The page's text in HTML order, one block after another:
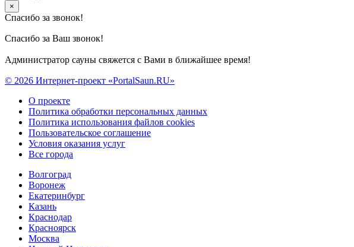
×
Спасибо за звонок!
Спасибо за Ваш звонок!
Администратор сауны свяжется с Вами в ближайшее время!
© 2026 Интернет-проект «PortalSaun.RU»
О проекте
Политика обработки персональных данных
Политика использования файлов cookies
Пользовательское соглашение
Условия оказания услуг
Все города
Волгоград
Воронеж
Екатеринбург
Казань
Краснодар
Красноярск
Москва